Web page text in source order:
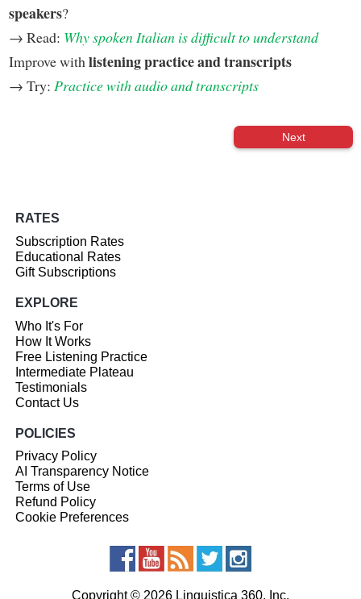
speakers?
→ Read: Why spoken Italian is difficult to understand
Improve with listening practice and transcripts
→ Try: Practice with audio and transcripts
Next
RATES
Subscription Rates
Educational Rates
Gift Subscriptions
EXPLORE
Who It's For
How It Works
Free Listening Practice
Intermediate Plateau
Testimonials
Contact Us
POLICIES
Privacy Policy
AI Transparency Notice
Terms of Use
Refund Policy
Cookie Preferences
Copyright © 2026 Linguistica 360, Inc.